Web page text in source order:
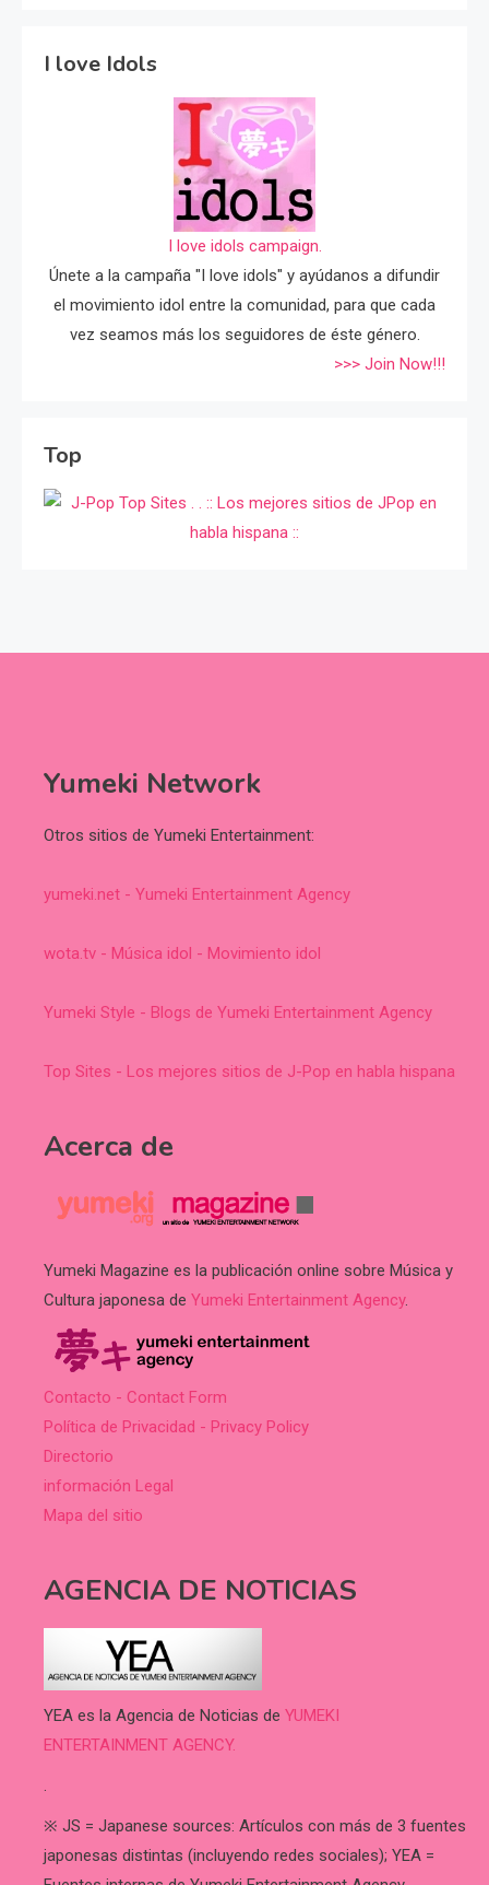
I love Idols
I love idols campaign.
Únete a la campaña "I love idols" y ayúdanos a difundir
el movimiento idol entre la comunidad, para que cada
vez seamos más los seguidores de éste género.
>>> Join Now!!!
Top
Yumeki Network
Otros sitios de Yumeki Entertainment:
yumeki.net - Yumeki Entertainment Agency
wota.tv - Música idol - Movimiento idol
Yumeki Style - Blogs de Yumeki Entertainment Agency
Top Sites - Los mejores sitios de J-Pop en habla hispana
Acerca de
Yumeki Magazine es la publicación online sobre Música y
Cultura japonesa de Yumeki Entertainment Agency.
Contacto - Contact Form
Política de Privacidad - Privacy Policy
Directorio
información Legal
Mapa del sitio
AGENCIA DE NOTICIAS
YEA es la Agencia de Noticias de YUMEKI
ENTERTAINMENT AGENCY.
.
※ JS = Japanese sources: Artículos con más de 3 fuentes
japonesas distintas (incluyendo redes sociales); YEA =